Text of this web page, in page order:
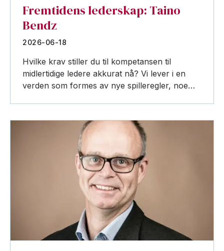
Fremtidens lederskap: Taino
Bendz
2026-06-18
Hvilke krav stiller du til kompetansen til
midlertidige ledere akkurat nå? Vi lever i en
verden som formes av nye spilleregler, noe…